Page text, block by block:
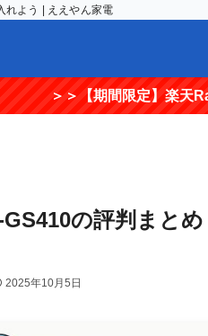
れよう | ええやん家電
限定】楽天RaCouponをチ
GS410の評判まと
2025年10月5日